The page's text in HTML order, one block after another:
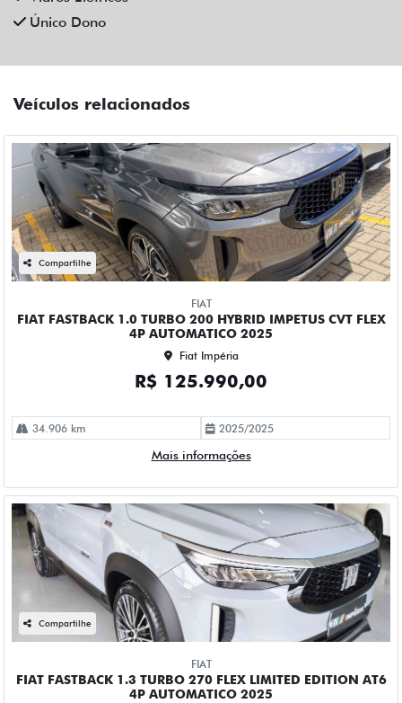
Único Dono
Veículos relacionados
Compartilhe
FIAT
FIAT FASTBACK 1.0 TURBO 200 HYBRID IMPETUS CVT FLEX
4P AUTOMATICO 2025
Fiat Impéria
R$ 125.990,00
34.906 km 2025/2025
Mais informações
Compartilhe
FIAT
FIAT FASTBACK 1.3 TURBO 270 FLEX LIMITED EDITION AT6
4P AUTOMATICO 2025